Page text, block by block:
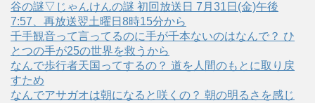
谷の謎▽じゃんけんの謎 初回放送日 7月31日(金)午後
7:57、再放送翌土曜日8時15分から
千手観音って言ってるのに手が千本ないのはなんで？ ひ
とつの手が25の世界を救うから
なんで歩行者天国ってするの？ 道を人間のもとに取り戻
すため
なんでアサガオは朝になると咲くの？ 朝の明るさを感じ